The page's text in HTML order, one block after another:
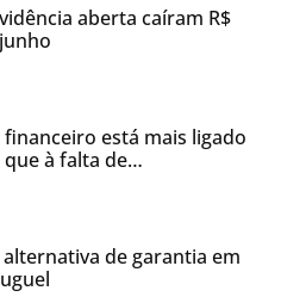
aberta caíram R$
está mais ligado
à falta de
alternativa de garantia em